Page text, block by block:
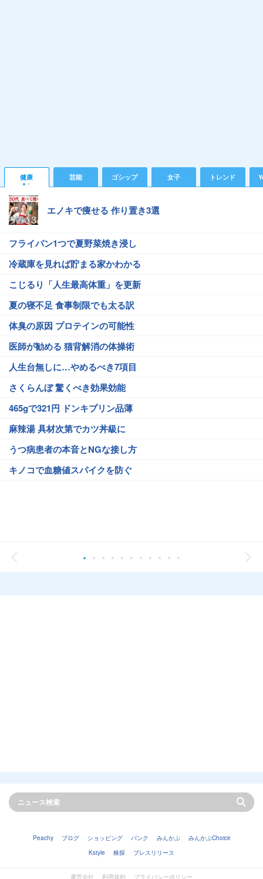
健康 芸能 ゴシップ 女子 トレンド
エノキで痩せる 作り置き3選
フライパン1つで夏野菜焼き浸し
冷蔵庫を見れば貯まる家かわかる
こじるり「人生最高体重」を更新
夏の寝不足 食事制限でも太る訳
体臭の原因 プロテインの可能性
医師が勧める 猫背解消の体操術
人生台無しに…やめるべき7項目
さくらんぼ 驚くべき効果効能
465gで321円 ドンキプリン品薄
麻辣湯 具材次第でカツ丼級に
うつ病患者の本音とNGな接し方
キノコで血糖値スパイクを防ぐ
Peachy ブログ ショッピング バンク みんかぶ
みんかぶChoice
Kstyle
株探 プレスリリース
運営会社 利用規約 プライバシーポリシー